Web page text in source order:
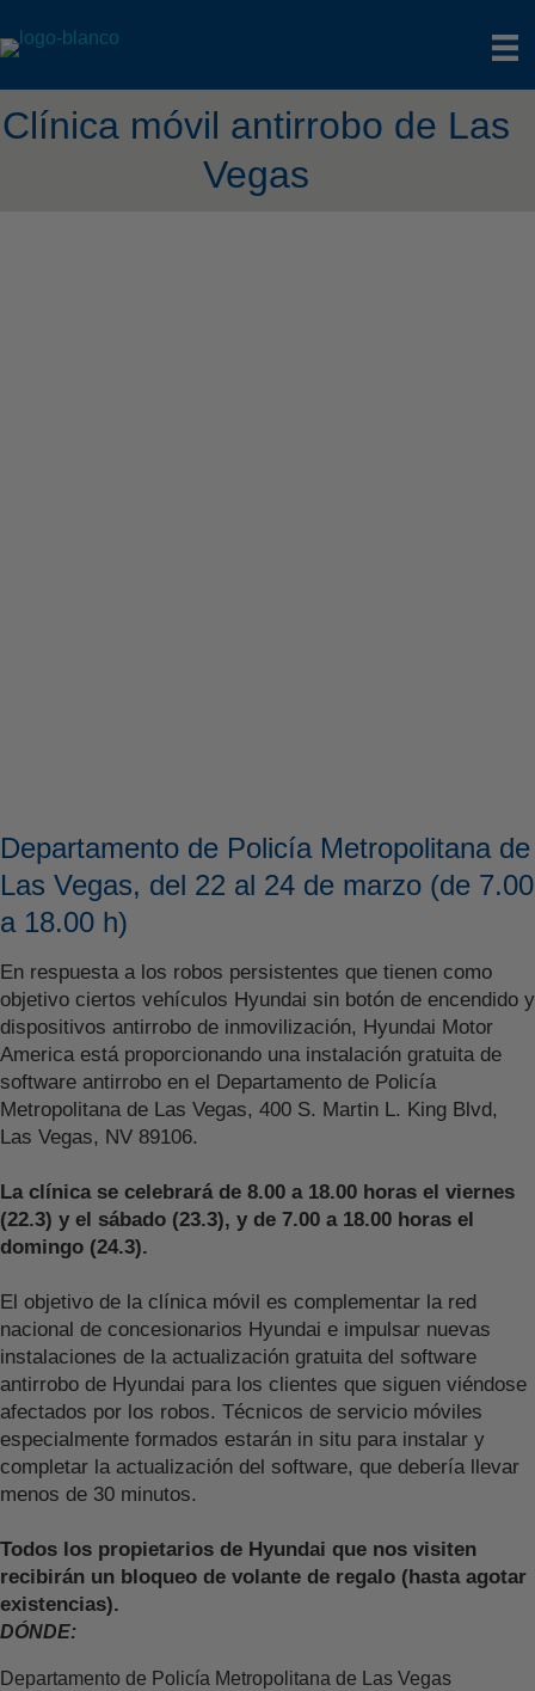
Clínica móvil antirrobo de Las
Vegas
Departamento de Policía Metropolitana de
Las Vegas, del 22 al 24 de marzo (de 7.00
a 18.00 h)
En respuesta a los robos persistentes que tienen como
objetivo ciertos vehículos Hyundai sin botón de encendido y
dispositivos antirrobo de inmovilización, Hyundai Motor
America está proporcionando una instalación gratuita de
software antirrobo en el Departamento de Policía
Metropolitana de Las Vegas, 400 S. Martin L. King Blvd,
Las Vegas, NV 89106.
La clínica se celebrará de 8.00 a 18.00 horas el viernes
(22.3) y el sábado (23.3), y de 7.00 a 18.00 horas el
domingo (24.3).
El objetivo de la clínica móvil es complementar la red
nacional de concesionarios Hyundai e impulsar nuevas
instalaciones de la actualización gratuita del software
antirrobo de Hyundai para los clientes que siguen viéndose
afectados por los robos. Técnicos de servicio móviles
especialmente formados estarán in situ para instalar y
completar la actualización del software, que debería llevar
menos de 30 minutos.
Todos los propietarios de Hyundai que nos visiten
recibirán un bloqueo de volante de regalo (hasta agotar
existencias).
DÓNDE:
Departamento de Policía Metropolitana de Las Vegas